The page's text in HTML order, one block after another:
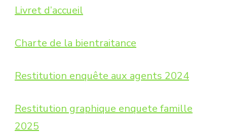
Livret d’accueil
Charte de la bientraitance
Restitution enquête aux agents 2024
Restitution graphique enquete famille
2025